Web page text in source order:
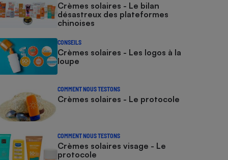
Crèmes solaires - Le bilan
désastreux des plateformes
chinoises
CONSEILS
Crèmes solaires - Les logos à la
loupe
COMMENT NOUS TESTONS
Crèmes solaires - Le protocole
COMMENT NOUS TESTONS
Crèmes solaires visage - Le
protocole